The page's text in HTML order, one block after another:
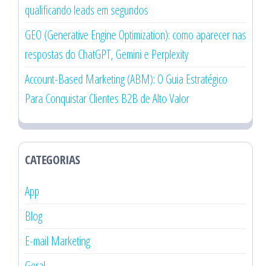
qualificando leads em segundos
GEO (Generative Engine Optimization): como aparecer nas
respostas do ChatGPT, Gemini e Perplexity
Account-Based Marketing (ABM): O Guia Estratégico
Para Conquistar Clientes B2B de Alto Valor
CATEGORIAS
App
Blog
E-mail Marketing